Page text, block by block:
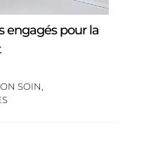
engagés pour la
SOIN